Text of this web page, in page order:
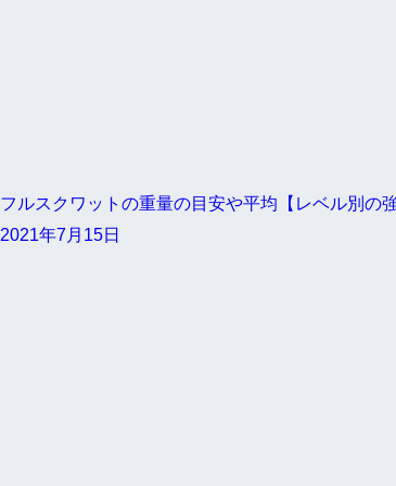
フルスクワットの重量の目安や平均【レベル別の強
2021年7月15日